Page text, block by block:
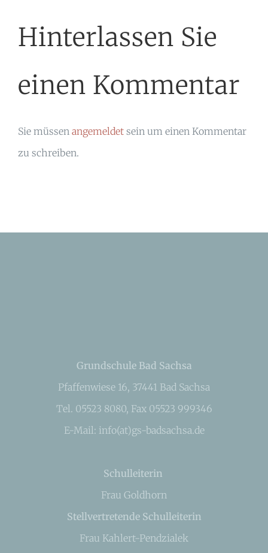
Hinterlassen Sie
einen Kommentar
Sie müssen angemeldet sein um einen Kommentar
zu schreiben.
Grundschule Bad Sachsa
Pfaffenwiese 16, 37441 Bad Sachsa
Tel. 05523 8080, Fax 05523 999346
E-Mail: info(at)gs-badsachsa.de
Schulleiterin
Frau Goldhorn
Stellvertretende Schulleiterin
Frau Kahlert-Pendzialek